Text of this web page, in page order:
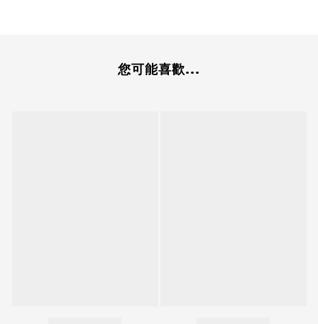
您可能喜歡...